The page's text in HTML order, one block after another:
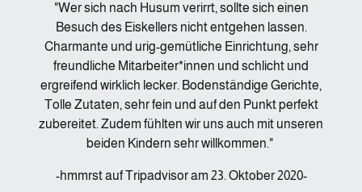
"Wer sich nach Husum verirrt, sollte sich einen
Besuch des Eiskellers nicht entgehen lassen.
Charmante und urig-gemütliche Einrichtung, sehr
freundliche Mitarbeiter*innen und schlicht und
ergreifend wirklich lecker. Bodenständige Gerichte,
Tolle Zutaten, sehr fein und auf den Punkt perfekt
zubereitet. Zudem fühlten wir uns auch mit unseren
beiden Kindern sehr willkommen."
-hmmrst auf Tripadvisor am 23. Oktober 2020-